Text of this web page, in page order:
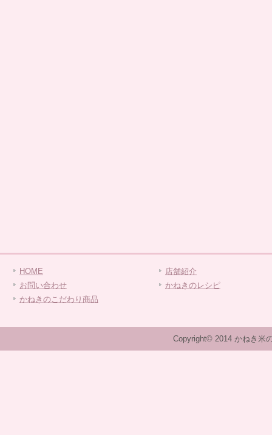
HOME
お問い合わせ
かねきのこだわり商品
店舗紹介
かねきのレシピ
Copyright© 2014 かねき米